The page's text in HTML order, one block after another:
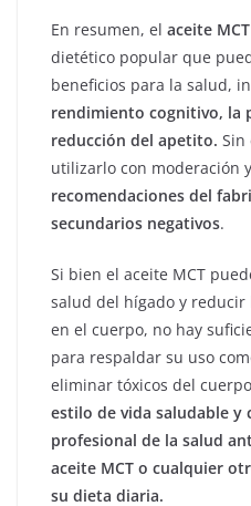
En resumen, el aceite MCT
dietético popular que
beneficios para la salud,
rendimiento cognitivo, la
reducción del apetito. Sin
utilizarlo con moderación y
recomendaciones del
secundarios negativos.
Si bien el aceite MCT
salud del hígado y reducir
en el cuerpo, no hay
para respaldar su uso
eliminar tóxicos del
estilo de vida saludable y
profesional de la salud
aceite MCT o cualquier
su dieta diaria.